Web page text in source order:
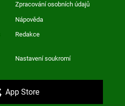
Zpracování osobních údajů
Nápověda
Redakce
Nastavení soukromí
App Store